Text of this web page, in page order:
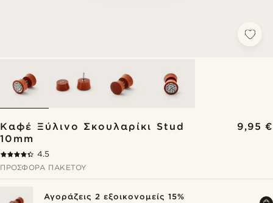
Καφέ Ξύλινο Σκουλαρίκι Stud
10mm
9,95 €
4.5
ΠΡΟΣΦΟΡΆ ΠΑΚΈΤΟΥ
Αγοράζεις 2 εξοικονομείς 15%